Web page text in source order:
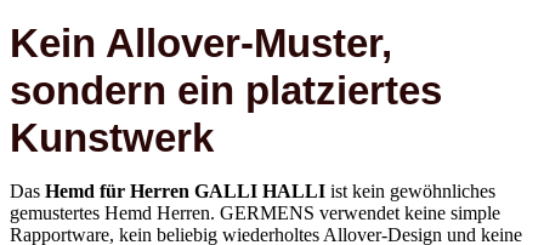
Kein Allover-Muster,
sondern ein platziertes
Kunstwerk
Das Hemd für Herren GALLI HALLI ist kein gewöhnliches
gemustertes Hemd Herren. GERMENS verwendet keine simple
Rapportware, kein beliebig wiederholtes Allover-Design und keine